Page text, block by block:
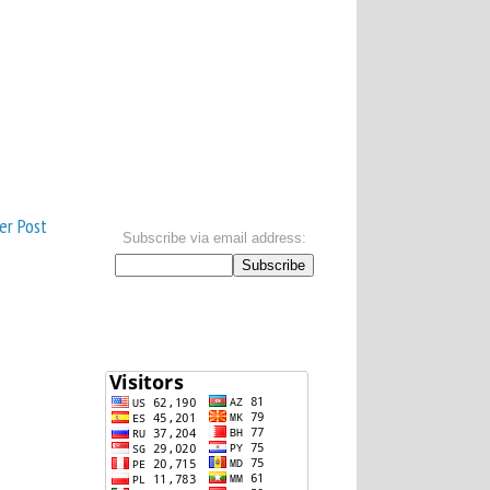
Post Subscribe via email address: